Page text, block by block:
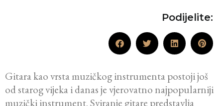
Podijelite:
Gitara kao vrsta muzičkog instrumenta postoji još
od starog vijeka i danas je vjerovatno najpopularniji
muzički instrument. Sviranje gitare predstavlja